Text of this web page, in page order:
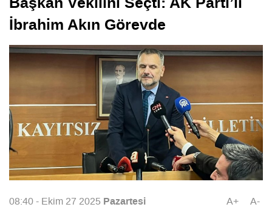
İbrahim Akın Görevde
08:40 - Ekim 27 2025 Pazartesi A+ A-